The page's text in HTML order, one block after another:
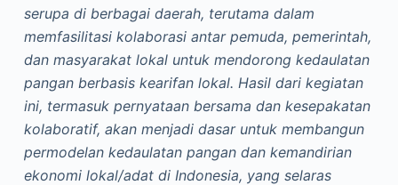
serupa di berbagai daerah, terutama dalam
memfasilitasi kolaborasi antar pemuda, pemerintah,
dan masyarakat lokal untuk mendorong kedaulatan
pangan berbasis kearifan lokal. Hasil dari kegiatan
ini, termasuk pernyataan bersama dan kesepakatan
kolaboratif, akan menjadi dasar untuk membangun
permodelan kedaulatan pangan dan kemandirian
ekonomi lokal/adat di Indonesia, yang selaras